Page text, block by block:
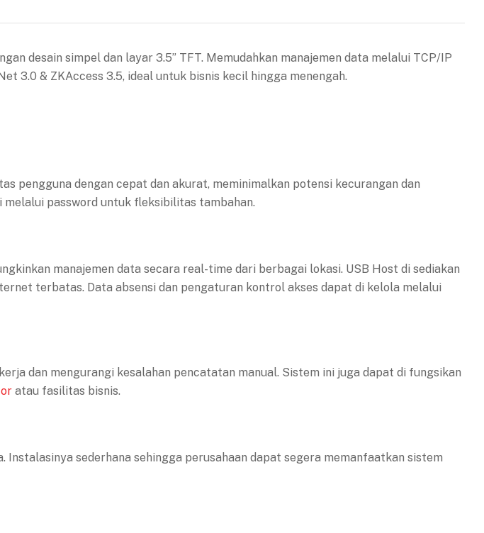
desain simpel dan layar 3.5” TFT. Memudahkan manajemen data melalui TCP/IP
3.0 & ZKAccess 3.5, ideal untuk bisnis kecil hingga menengah.
pengguna dengan cepat dan akurat, meminimalkan potensi kecurangan dan
melalui password untuk fleksibilitas tambahan.
manajemen data secara real-time dari berbagai lokasi. USB Host di sediakan
terbatas. Data absensi dan pengaturan kontrol akses dapat di kelola melalui
dan mengurangi kesalahan pencatatan manual. Sistem ini juga dapat di fungsikan
atau fasilitas bisnis.
sederhana sehingga perusahaan dapat segera memanfaatkan sistem